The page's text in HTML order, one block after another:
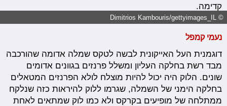
קדימה.
© Dimitrios Kambouris/gettyimages_IL
נעמי קמפל
דוגמנית העל האייקונית לבשה לטקס שמלה אדומה שהורכבה
מבד רשת בחלקה העליון ומשלל פרנזים בגוונים אדומים
שונים. הלוק היה יכול להיות מוצלח לולא הפרנזים המטאלים
בחלקה הימני של השמלה, שגרמו ללוק להיראות כזה שנלקח
ממתלחה של מופיעים בקרקס ולא כמו לוק שמתאים לאחת